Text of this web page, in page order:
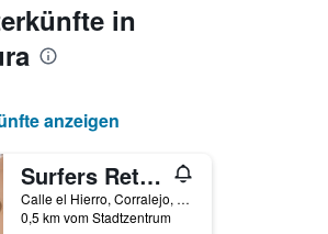
in
anzeigen
Surfers Retreat - Hostel - Adults Only
Calle el Hierro, Corralejo, Fuerteventura, Spanien
0,5 km vom Stadtzentrum